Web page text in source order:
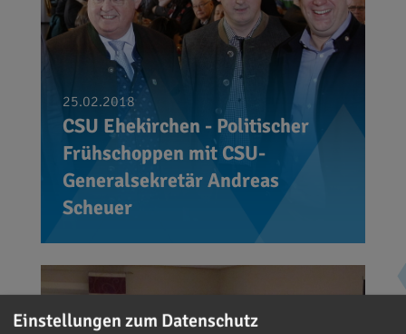
25.02.2018
CSU Ehekirchen - Politischer
Frühschoppen mit CSU-
Generalsekretär Andreas
Scheuer
Einstellungen zum Datenschutz